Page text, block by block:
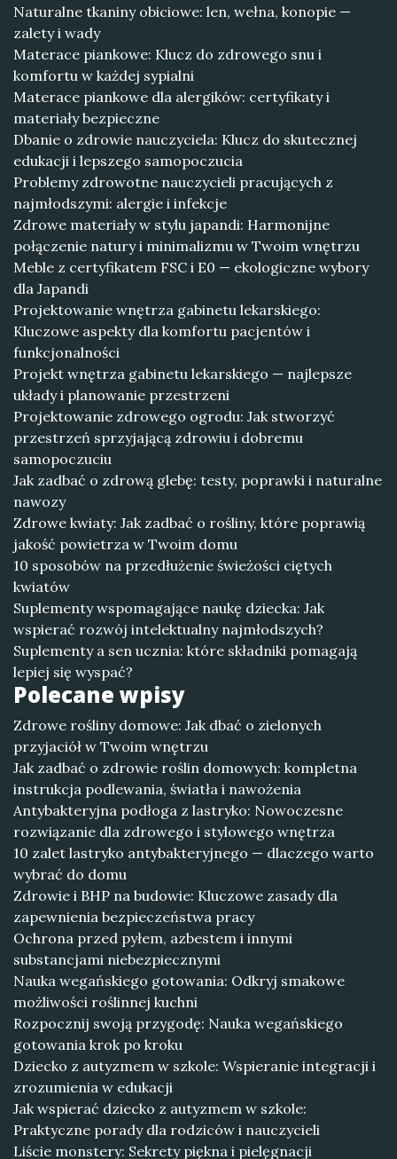
Naturalne tkaniny obiciowe: len, wełna, konopie —
zalety i wady
Materace piankowe: Klucz do zdrowego snu i
komfortu w każdej sypialni
Materace piankowe dla alergików: certyfikaty i
materiały bezpieczne
Dbanie o zdrowie nauczyciela: Klucz do skutecznej
edukacji i lepszego samopoczucia
Problemy zdrowotne nauczycieli pracujących z
najmłodszymi: alergie i infekcje
Zdrowe materiały w stylu japandi: Harmonijne
połączenie natury i minimalizmu w Twoim wnętrzu
Meble z certyfikatem FSC i E0 — ekologiczne wybory
dla Japandi
Projektowanie wnętrza gabinetu lekarskiego:
Kluczowe aspekty dla komfortu pacjentów i
funkcjonalności
Projekt wnętrza gabinetu lekarskiego — najlepsze
układy i planowanie przestrzeni
Projektowanie zdrowego ogrodu: Jak stworzyć
przestrzeń sprzyjającą zdrowiu i dobremu
samopoczuciu
Jak zadbać o zdrową glebę: testy, poprawki i naturalne
nawozy
Zdrowe kwiaty: Jak zadbać o rośliny, które poprawią
jakość powietrza w Twoim domu
10 sposobów na przedłużenie świeżości ciętych
kwiatów
Suplementy wspomagające naukę dziecka: Jak
wspierać rozwój intelektualny najmłodszych?
Suplementy a sen ucznia: które składniki pomagają
lepiej się wyspać?
Polecane wpisy
Zdrowe rośliny domowe: Jak dbać o zielonych
przyjaciół w Twoim wnętrzu
Jak zadbać o zdrowie roślin domowych: kompletna
instrukcja podlewania, światła i nawożenia
Antybakteryjna podłoga z lastryko: Nowoczesne
rozwiązanie dla zdrowego i stylowego wnętrza
10 zalet lastryko antybakteryjnego — dlaczego warto
wybrać do domu
Zdrowie i BHP na budowie: Kluczowe zasady dla
zapewnienia bezpieczeństwa pracy
Ochrona przed pyłem, azbestem i innymi
substancjami niebezpiecznymi
Nauka wegańskiego gotowania: Odkryj smakowe
możliwości roślinnej kuchni
Rozpocznij swoją przygodę: Nauka wegańskiego
gotowania krok po kroku
Dziecko z autyzmem w szkole: Wspieranie integracji i
zrozumienia w edukacji
Jak wspierać dziecko z autyzmem w szkole:
Praktyczne porady dla rodziców i nauczycieli
Liście monstery: Sekrety piękna i pielęgnacji